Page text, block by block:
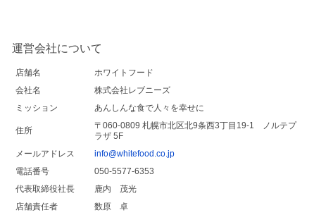
運営会社について
店舗名
ホワイトフード
会社名
株式会社レブニーズ
ミッション
あんしんな食で人々を幸せに
住所
〒060-0809 札幌市北区北9条西3丁目19-1 ノルテプ
ラザ 5F
メールアドレス
info@whitefood.co.jp
電話番号
050-5577-6353
代表取締役社長
鹿内 茂光
店舗責任者
数原 卓